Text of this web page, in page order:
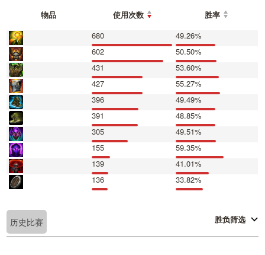
物品 使用次数
胜率
680
49.26%
602
50.50%
431
53.60%
427
55.27%
396
49.49%
391
48.85%
305
49.51%
155
59.35%
139
41.01%
136
33.82%
历史比赛 胜负筛选